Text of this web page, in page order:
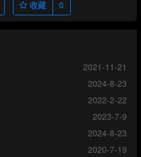
收藏 0
2021-11-21
2024-8-23
2022-2-22
2023-7-9
2024-8-23
2020-7-19